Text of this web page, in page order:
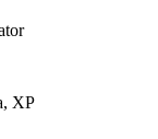
XP